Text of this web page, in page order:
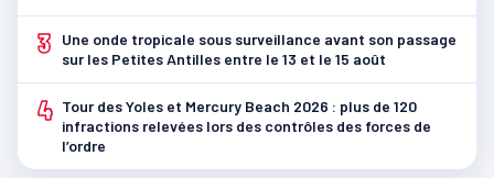
3
Une onde tropicale sous surveillance avant son passage
sur les Petites Antilles entre le 13 et le 15 août
4 Tour des Yoles et Mercury Beach 2026 : plus de 120
infractions relevées lors des contrôles des forces de
l’ordre